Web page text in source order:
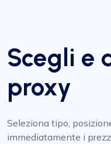
Scegli e
proxy
Seleziona tipo,
immediatamente i